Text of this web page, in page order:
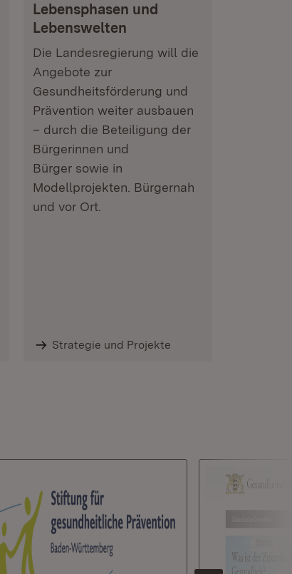
Lebensphasen und
Lebenswelten
Die Landesregierung will die
Angebote zur
Gesundheitsförderung und
Prävention weiter ausbauen
– durch die Beteiligung der
Bürgerinnen und
Bürger sowie in
Modellprojekten. Bürgernah
und vor Ort.
Strategie und Projekte